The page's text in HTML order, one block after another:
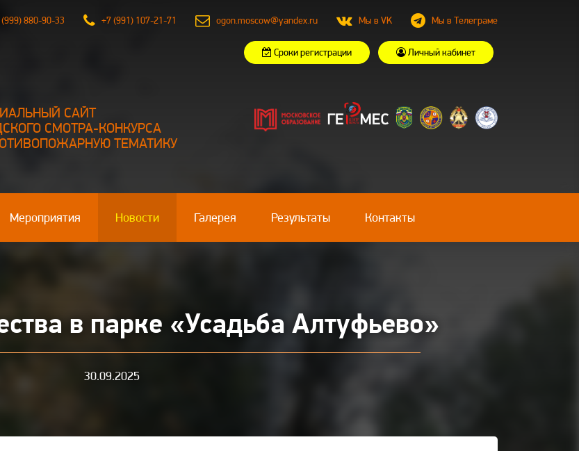
(999) 880-90-33 +7 (991) 107-21-71 ogon.moscow@yandex.ru Мы в VK Мы в Телеграме
Сроки регистрации Личный кабинет
САЙТ
СМОТРА-КОНКУРСА
ТЕМАТИКУ
Мероприятия Новости Галерея Результаты Контакты
в парке «Усадьба Алтуфьево»
30.09.2025